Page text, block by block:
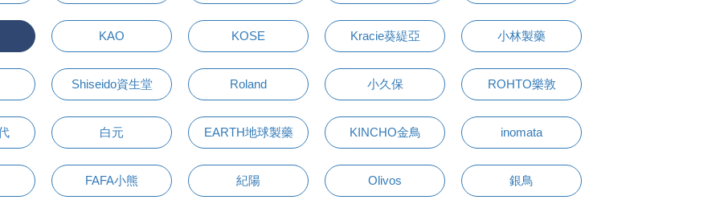
KAO KOSE Kracie葵緹亞 小林製藥
Shiseido資生堂 Roland 小久保 ROHTO樂敦
白元 EARTH地球製藥 KINCHO金鳥 inomata
FAFA小熊 紀陽 Olivos 銀鳥